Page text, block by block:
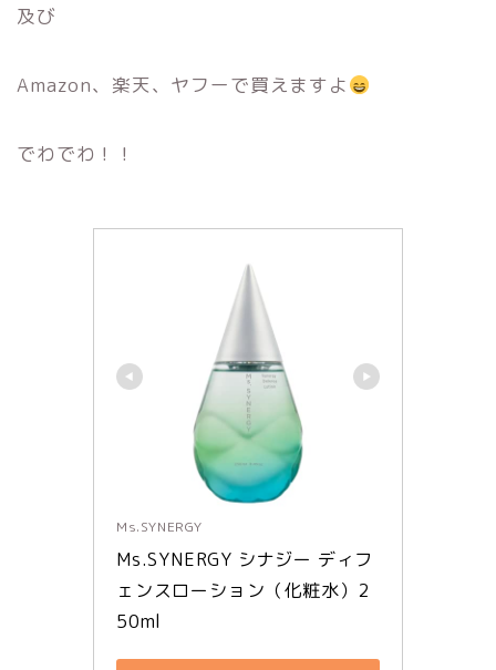
及び
Amazon、楽天、ヤフーで買えますよ
でわでわ！！
Ms.SYNERGY
Ms.SYNERGY シナジー ディフ
ェンスローション（化粧水）2
50ml